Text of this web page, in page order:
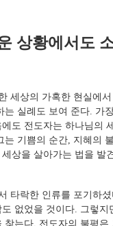
상황에서도
세상의 가혹한 현실에
는 실례도 보여 준다. 가
도 전도자는 하나님의
는 기쁨의 순간, 지혜의
상을 살아가는 법을 발
타락한 인류를 포기하
없었을 것이다. 그렇지
찾는다. 전도자의 불평은